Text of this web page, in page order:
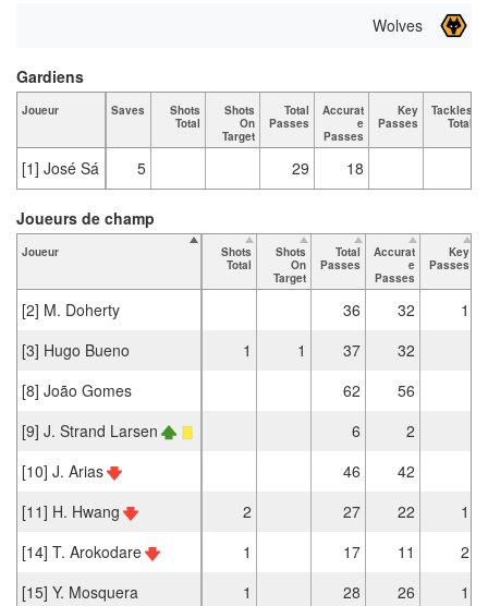
Wolves
Joueur Saves
Shots
Total
Shots
On
Target
Total
Passes
Accurat
e
Passes
Key
Passes
Tackles
Total
[1] José Sá 5 29 18
Gardiens
Joueur
Shots
Total
Shots
On
Target
Total
Passes
Accurat
e
Passes
Key
Passes
[2] M. Doherty 36 32
1
[3] Hugo Bueno
1 1 37
32
[8] João Gomes
62
56
[9] J. Strand Larsen
6
2
[10] J. Arias
46
42
[11] H. Hwang
2 27 22
1
[14] T. Arokodare
1 17 11
2
[15] Y. Mosquera
1 28 26 1
Joueurs de champ